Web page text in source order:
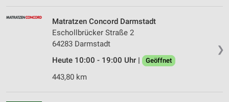
❯
Matratzen Concord Darmstadt
Eschollbrücker Straße 2
64283 Darmstadt
Heute 10:00 - 19:00 Uhr |
Geöffnet
443,80 km